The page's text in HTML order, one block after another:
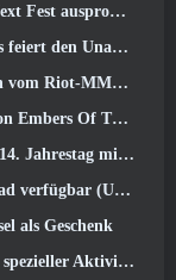
können
einer neuen Erzählkampagne
sehen möchte
vorab herunterladen
gemeinsam lösen müssen
Für eine begrenzte Zeit
als Geschenk
und Titel im Spiel